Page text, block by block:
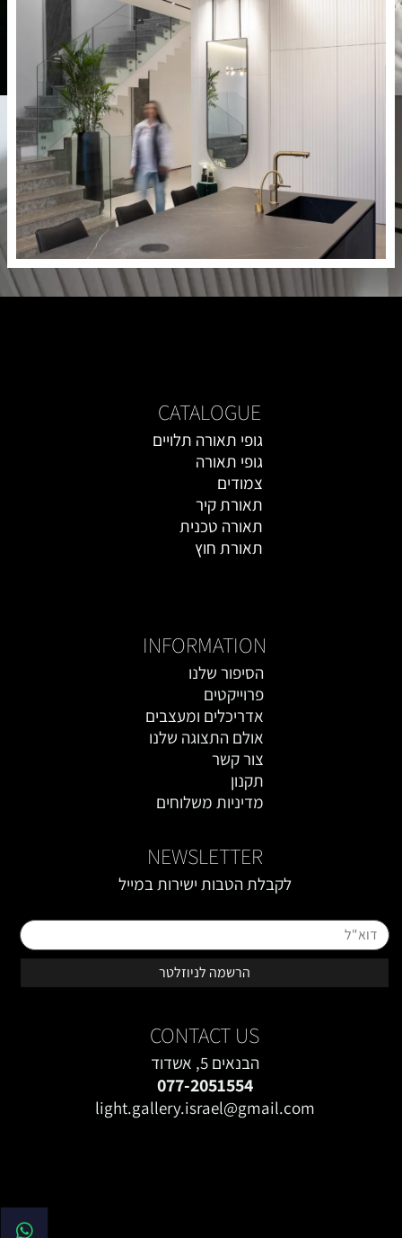
CATALOGUE
גופי תאורה תלויים
גופי תאורה
צמודים
תאורת קיר
תאורה טכנית
תאורת חוץ
INFORMATION
הסיפור שלנו
פרוייקטים
אדריכלים ומעצבים
אולם התצוגה שלנו
צור קשר
תקנון
מדיניות משלוחים
NEWSLETTER
לקבלת הטבות ישירות במייל
CONTACT US
הבנאים 5, אשדוד
077-2051554
light.gallery.israel@gmail.com